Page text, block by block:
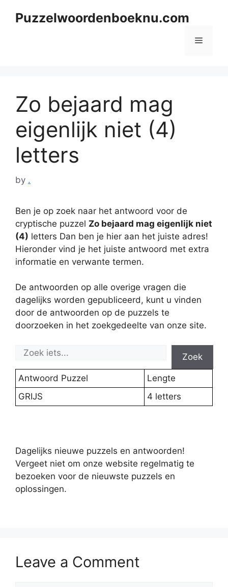
Puzzelwoordenboeknu.com
Menu
Zo bejaard mag
eigenlijk niet (4)
letters
by .
Ben je op zoek naar het antwoord voor de
cryptische puzzel Zo bejaard mag eigenlijk niet
(4) letters Dan ben je hier aan het juiste adres!
Hieronder vind je het juiste antwoord met extra
informatie en verwante termen.
De antwoorden op alle overige vragen die
dagelijks worden gepubliceerd, kunt u vinden
door de antwoorden op de puzzels te
doorzoeken in het zoekgedeelte van onze site.
Zoek
Antwoord Puzzel
Lengte
GRIJS
4 letters
Dagelijks nieuwe puzzels en antwoorden!
Vergeet niet om onze website regelmatig te
bezoeken voor de nieuwste puzzels en
oplossingen.
Leave a Comment